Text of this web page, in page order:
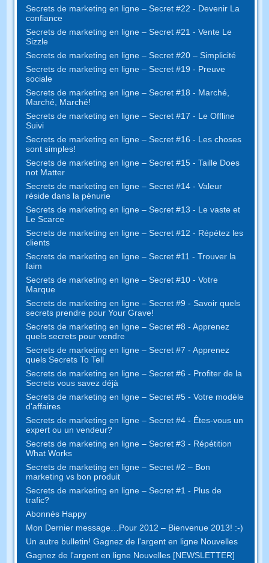
Secrets de marketing en ligne – Secret #22 - Devenir La
confiance
Secrets de marketing en ligne – Secret #21 - Vente Le
Sizzle
Secrets de marketing en ligne – Secret #20 – Simplicité
Secrets de marketing en ligne – Secret #19 - Preuve
sociale
Secrets de marketing en ligne – Secret #18 - Marché,
Marché, Marché!
Secrets de marketing en ligne – Secret #17 - Le Offline
Suivi
Secrets de marketing en ligne – Secret #16 - Les choses
sont simples!
Secrets de marketing en ligne – Secret #15 - Taille Does
not Matter
Secrets de marketing en ligne – Secret #14 - Valeur
réside dans la pénurie
Secrets de marketing en ligne – Secret #13 - Le vaste et
Le Scarce
Secrets de marketing en ligne – Secret #12 - Répétez les
clients
Secrets de marketing en ligne – Secret #11 - Trouver la
faim
Secrets de marketing en ligne – Secret #10 - Votre
Marque
Secrets de marketing en ligne – Secret #9 - Savoir quels
secrets prendre pour Your Grave!
Secrets de marketing en ligne – Secret #8 - Apprenez
quels secrets pour vendre
Secrets de marketing en ligne – Secret #7 - Apprenez
quels Secrets To Tell
Secrets de marketing en ligne – Secret #6 - Profiter de la
Secrets vous savez déjà
Secrets de marketing en ligne – Secret #5 - Votre modèle
d'affaires
Secrets de marketing en ligne – Secret #4 - Êtes-vous un
expert ou un vendeur?
Secrets de marketing en ligne – Secret #3 - Répétition
What Works
Secrets de marketing en ligne – Secret #2 – Bon
marketing vs bon produit
Secrets de marketing en ligne – Secret #1 - Plus de
trafic?
Abonnés Happy
Mon Dernier message…Pour 2012 – Bienvenue 2013! :-)
Un autre bulletin! Gagnez de l'argent en ligne Nouvelles
Gagnez de l'argent en ligne Nouvelles [NEWSLETTER]